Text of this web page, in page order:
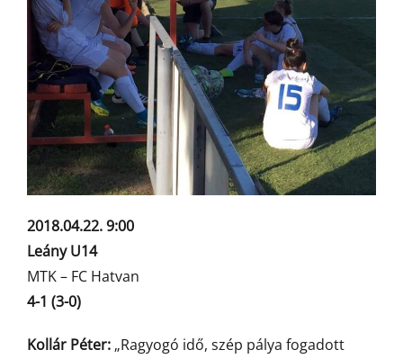
2018.04.22. 9:00
Leány U14
MTK – FC Hatvan
4-1 (3-0)
Kollár Péter: „Ragyogó idő, szép pálya fogadott